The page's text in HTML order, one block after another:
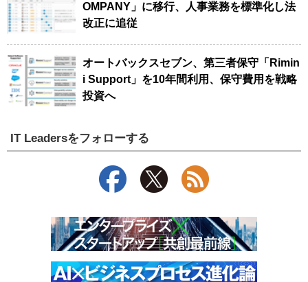
OMPANY」に移行、人事業務を標準化し法
改正に追従
オートバックスセブン、第三者保守「Rimin
i Support」を10年間利用、保守費用を戦略
投資へ
IT Leadersをフォローする